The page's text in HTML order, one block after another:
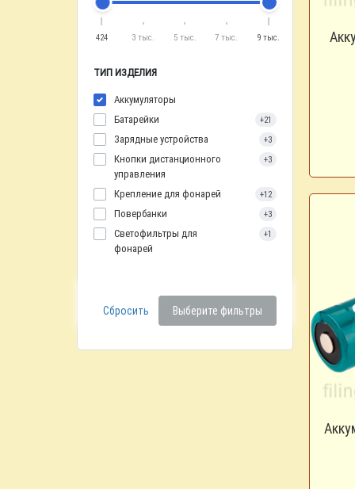
424 3 тыс. 5 тыс. 7 тыс. 9 тыс.
ТИП ИЗДЕЛИЯ
Аккумуляторы
Батарейки
+21
Зарядные устройства +3
Кнопки дистанционного
управления
+3
Крепление для фонарей +12
Повербанки +3
Светофильтры для
фонарей
+1
Сбросить Выберите фильтры